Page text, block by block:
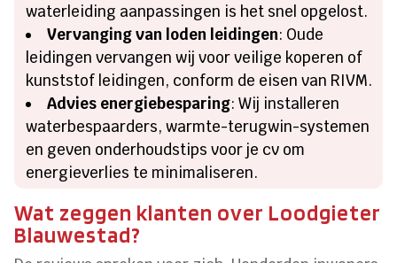
waterleiding aanpassingen is het snel opgelost.
Vervanging van loden leidingen: Oude
leidingen vervangen wij voor veilige koperen of
kunststof leidingen, conform de eisen van RIVM.
Advies energiebesparing: Wij installeren
waterbespaarders, warmte-terugwin-systemen
en geven onderhoudstips voor je cv om
energieverlies te minimaliseren.
Wat zeggen klanten over Loodgieter
Blauwestad?